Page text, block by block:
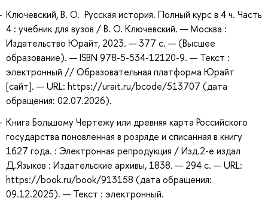
Ключевский, В. О. Русская история. Полный курс в 4 ч. Часть
4 : учебник для вузов / В. О. Ключевский. — Москва :
Издательство Юрайт, 2023. — 377 с. — (Высшее
образование). — ISBN 978-5-534-12120-9. — Текст :
электронный // Образовательная платформа Юрайт
[сайт]. — URL: https://urait.ru/bcode/513707 (дата
обращения: 02.07.2026).
Книга Большому Чертежу или древняя карта Российского
государства поновленная в розряде и списанная в книгу
1627 года. : Электронная репродукция / Изд.2-е издал
Д.Языков : Издательские архивы, 1838. — 294 с. — URL:
https://book.ru/book/913158 (дата обращения:
09.12.2025). — Текст : электронный.